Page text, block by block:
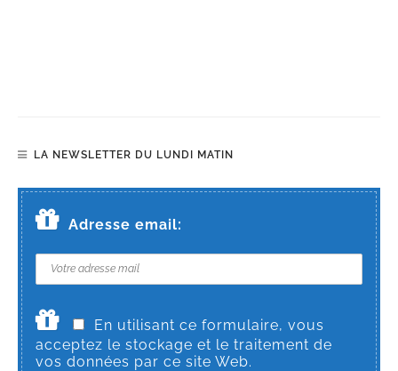
LA NEWSLETTER DU LUNDI MATIN
Adresse email:
En utilisant ce formulaire, vous
acceptez le stockage et le traitement de
vos données par ce site Web.